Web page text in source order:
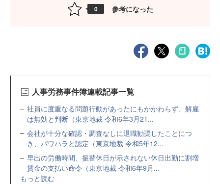
0 参考になった
人事労務事件簿連載記事一覧
社員に度重なる問題行動があったにもかかわらず、解雇
は無効と判断（東京地裁 令和6年3月21...
会社が十分な確認・調査なしに退職勧奨したことにつ
き、パワハラと認定（東京地裁 令和5年12...
早出の労働時間、振替休日が示されない休日出勤に割増
賃金の支払い命令（東京地裁 令和6年9月...
もっと読む